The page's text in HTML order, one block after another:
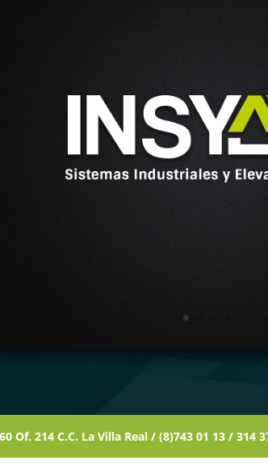
Of. 214 C.C. La Villa Real / (8)743 01 13 / 314